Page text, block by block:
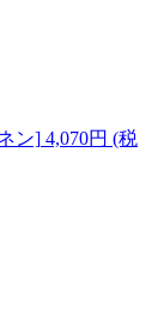
ン] 4,070円 (税